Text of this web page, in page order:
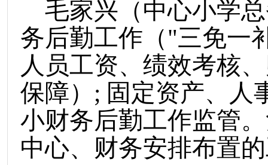
毛家兴（中心小学
务后勤工作（"三免一
人员工资、绩效考核
保障）; 固定资产、人
小财务后勤工作监管
中心、财务安排布置